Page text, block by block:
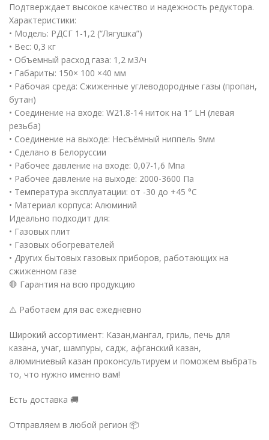
Подтверждает высокое качество и надежность редуктора.
Характеристики:
• Модель: РДСГ 1-1,2 (“Лягушка”)
• Вес: 0,3 кг
• Объемный расход газа: 1,2 м3/ч
• Габариты: 150× 100 ×40 мм
• Рабочая среда: Сжиженные углеводородные газы (пропан,
бутан)
• Соединение на входе: W21.8-14 ниток на 1″ LH (левая
резьба)
• Соединение на выходе: Несъёмный ниппель 9мм
• Сделано в Белоруссии
• Рабочее давление на входе: 0,07-1,6 Мпа
• Рабочее давление на выходе: 2000-3600 Па
• Температура эксплуатации: от -30 до +45 °C
• Материал корпуса: Алюминий
Идеально подходит для:
• Газовых плит
• Газовых обогревателей
• Других бытовых газовых приборов, работающих на
сжиженном газе
🛑 Гарантия на всю продукцию
⚠️ Работаем для вас ежедневно
Широкий ассортимент: Казан,мангал, гриль, печь для
казана, учаг, шампуры, садж, афганский казан,
алюминиевый казан проконсультируем и поможем выбрать
то, что нужно именно вам!
Есть доставка 🚚
Отправляем в любой регион 📦